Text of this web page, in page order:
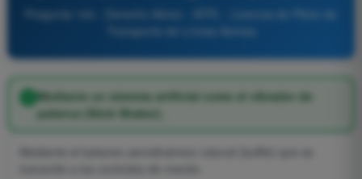
Pregunta 144 - Derecho Aéreo - ATPL - Licencia de Piloto de
Mediante un sistema artificial como el vibrador de
palanca (Stick Shaker).